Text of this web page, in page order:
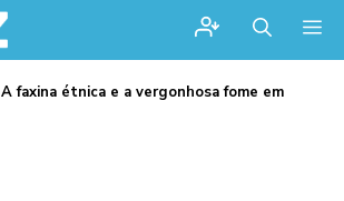
A faxina étnica e a vergonhosa fome em